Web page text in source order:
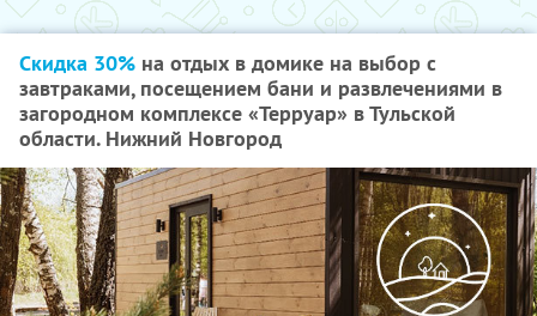
Скидка 30% на отдых в домике на выбор с
завтраками, посещением бани и развлечениями в
загородном комплексе «Терруар» в Тульской
области. Нижний Новгород